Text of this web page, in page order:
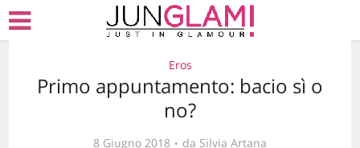
Eros
Primo appuntamento: bacio sì o
no?
8 Giugno 2018 da Silvia Artana